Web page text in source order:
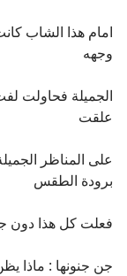
امام هذا الشاب
وجهه
الجميلة فحاولت
علقت
على المناظر
برودة الطقس
فعلت كل هذا دون
جن جنونها : ماذا